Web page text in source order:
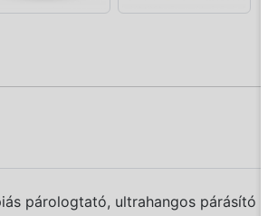
párologtató, ultrahangos